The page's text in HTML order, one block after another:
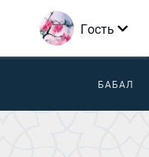
Гость
БАБАЛ